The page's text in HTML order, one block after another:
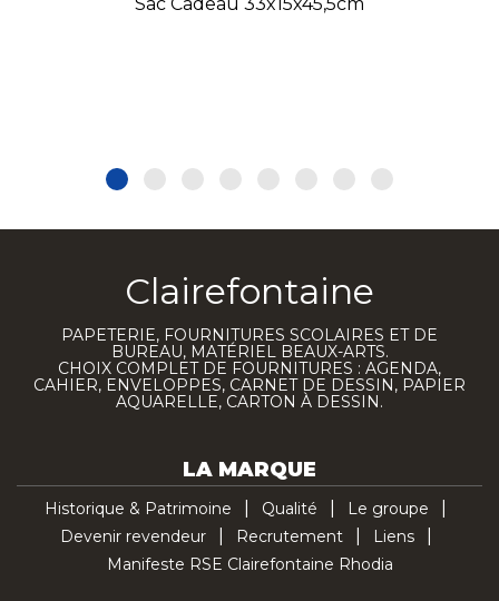
Clairefontaine
PAPETERIE, FOURNITURES SCOLAIRES ET DE
BUREAU, MATÉRIEL BEAUX-ARTS.
CHOIX COMPLET DE FOURNITURES : AGENDA,
CAHIER, ENVELOPPES, CARNET DE DESSIN, PAPIER
AQUARELLE, CARTON À DESSIN.
LA MARQUE
Historique & Patrimoine Qualité
Le groupe
Devenir revendeur
Recrutement
Liens
Manifeste RSE Clairefontaine Rhodia